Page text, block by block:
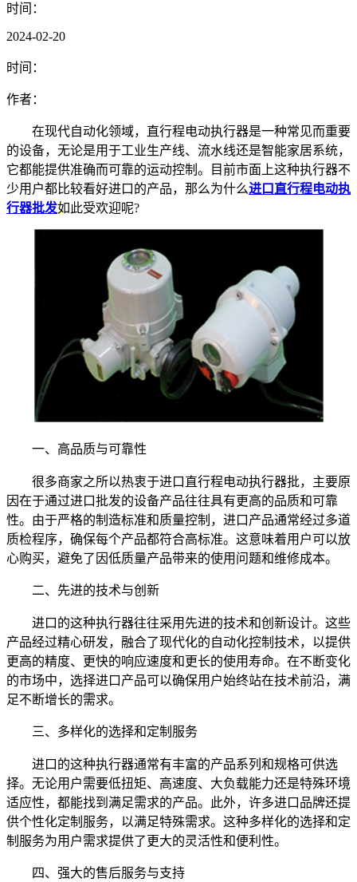
时间：
2024-02-20
时间：
作者：
在现代自动化领域，直行程电动执行器是一种常见而重要
的设备，无论是用于工业生产线、流水线还是智能家居系统，
它都能提供准确而可靠的运动控制。目前市面上这种执行器不
少用户都比较看好进口的产品，那么为什么进口直行程电动执
行器批发如此受欢迎呢?
一、高品质与可靠性
很多商家之所以热衷于进口直行程电动执行器批，主要原
因在于通过进口批发的设备产品往往具有更高的品质和可靠
性。由于严格的制造标准和质量控制，进口产品通常经过多道
质检程序，确保每个产品都符合高标准。这意味着用户可以放
心购买，避免了因低质量产品带来的使用问题和维修成本。
二、先进的技术与创新
进口的这种执行器往往采用先进的技术和创新设计。这些
产品经过精心研发，融合了现代化的自动化控制技术，以提供
更高的精度、更快的响应速度和更长的使用寿命。在不断变化
的市场中，选择进口产品可以确保用户始终站在技术前沿，满
足不断增长的需求。
三、多样化的选择和定制服务
进口的这种执行器通常有丰富的产品系列和规格可供选
择。无论用户需要低扭矩、高速度、大负载能力还是特殊环境
适应性，都能找到满足需求的产品。此外，许多进口品牌还提
供个性化定制服务，以满足特殊需求。这种多样化的选择和定
制服务为用户需求提供了更大的灵活性和便利性。
四、强大的售后服务与支持